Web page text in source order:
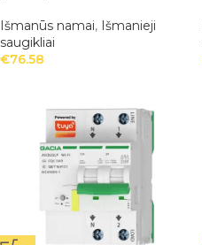
Išmanūs namai, Išmanieji
saugikliai
€76.58